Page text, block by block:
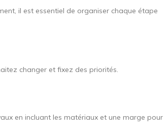
il est essentiel de organiser chaque étape
changer et fixez des priorités.
en incluant les matériaux et une marge pour